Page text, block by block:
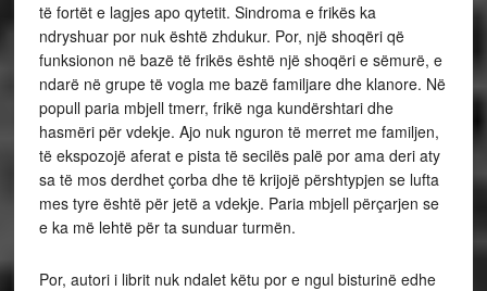
të fortët e lagjes apo qytetit. Sindroma e frikës ka
ndryshuar por nuk është zhdukur. Por, një shoqëri që
funksionon në bazë të frikës është një shoqëri e sëmurë, e
ndarë në grupe të vogla me bazë familjare dhe klanore. Në
popull paria mbjell tmerr, frikë nga kundërshtari dhe
hasmëri për vdekje. Ajo nuk nguron të merret me familjen,
të ekspozojë aferat e pista të secilës palë por ama deri aty
sa të mos derdhet çorba dhe të krijojë përshtypjen se lufta
mes tyre është për jetë a vdekje. Paria mbjell përçarjen se
e ka më lehtë për ta sunduar turmën.
Por, autori i librit nuk ndalet këtu por e ngul bisturinë edhe